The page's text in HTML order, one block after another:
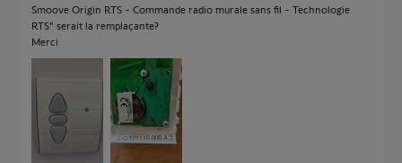
Smoove Origin RTS - Commande radio murale sans fil - Technologie
RTS" serait la remplaçante?
Merci